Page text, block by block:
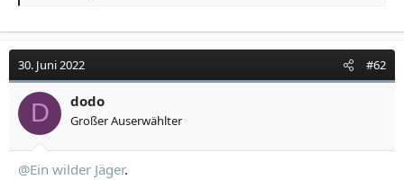
www.rnd.de
30. Juni 2022 #62
D dodo
Großer Auserwählter
@Ein wilder Jäger.